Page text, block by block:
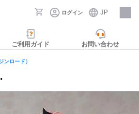
ログイン JP
採用情報
ご利用ガイド お問い合わせ
ンロード）